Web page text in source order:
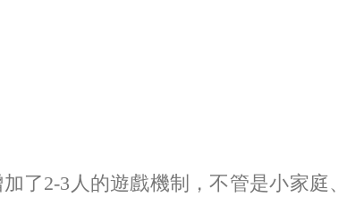
了2-3 人的遊戲機制，不管是小家庭